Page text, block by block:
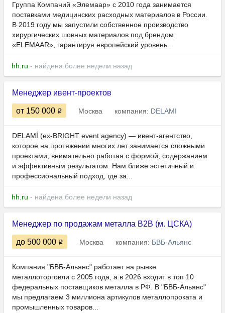
Группа Компаний «Элемаар» с 2010 года занимается
поставками медицинских расходных материалов в России.
В 2019 году мы запустили собственное производство
хирургических шовных материалов под брендом
«ELEMAAR», гарантируя европейский уровень...
hh.ru - найдена более недели назад
Менеджер ивент-проектов
от 150 000 Москва компания: DELAMI
DELAMÍ (ex-BRIGHT event agency) — ивент-агентство,
которое на протяжении многих лет занимается сложными
проектами, внимательно работая с формой, содержанием
и эффективным результатом. Нам ближе эстетичный и
профессиональный подход, где за...
hh.ru - найдена более недели назад
Менеджер по продажам металла B2B (м. ЦСКА)
до 500 000 Москва компания: БВБ-Альянс
Компания "БВБ-Альянс" работает на рынке
металлоторговли с 2005 года, а в 2026 входит в топ 10
федеральных поставщиков металла в РФ. В "БВБ-Альянс"
мы предлагаем 3 миллиона артикулов металлопроката и
промышленных товаров...